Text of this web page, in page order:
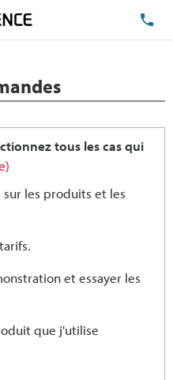
tous les cas qui
sur les produits et les
et essayer les
que j'utilise